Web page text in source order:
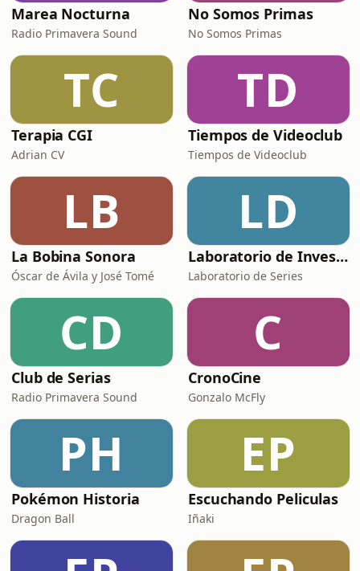
Marea Nocturna
Radio Primavera Sound
No Somos Primas
No Somos Primas
TC
Terapia CGI
Adrian CV
TD
Tiempos de Videoclub
Tiempos de Videoclub
LB
La Bobina Sonora
Óscar de Ávila y José Tomé
LD
Laboratorio de Investigación de Series (L.I.S.)
Laboratorio de Series
CD
Club de Serias
Radio Primavera Sound
C
CronoCine
Gonzalo McFly
PH
Pokémon Historia
Dragon Ball
EP
Escuchando Peliculas
Iñaki